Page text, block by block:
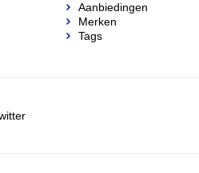
Aanbiedingen
Merken
Tags